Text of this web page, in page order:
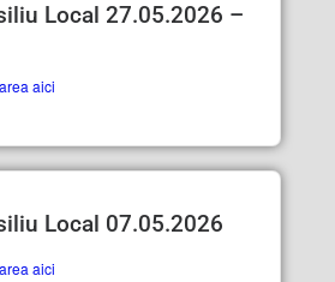
Local 27.05.2026 –
aici
Local 07.05.2026
aici